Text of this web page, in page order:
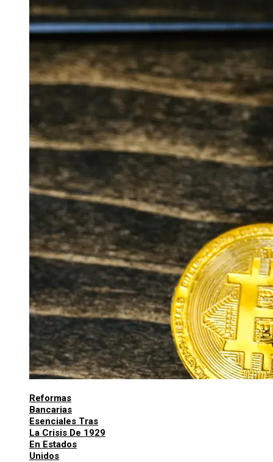
Reformas
Bancarias
Esenciales Tras
La Crisis De 1929
En Estados
Unidos